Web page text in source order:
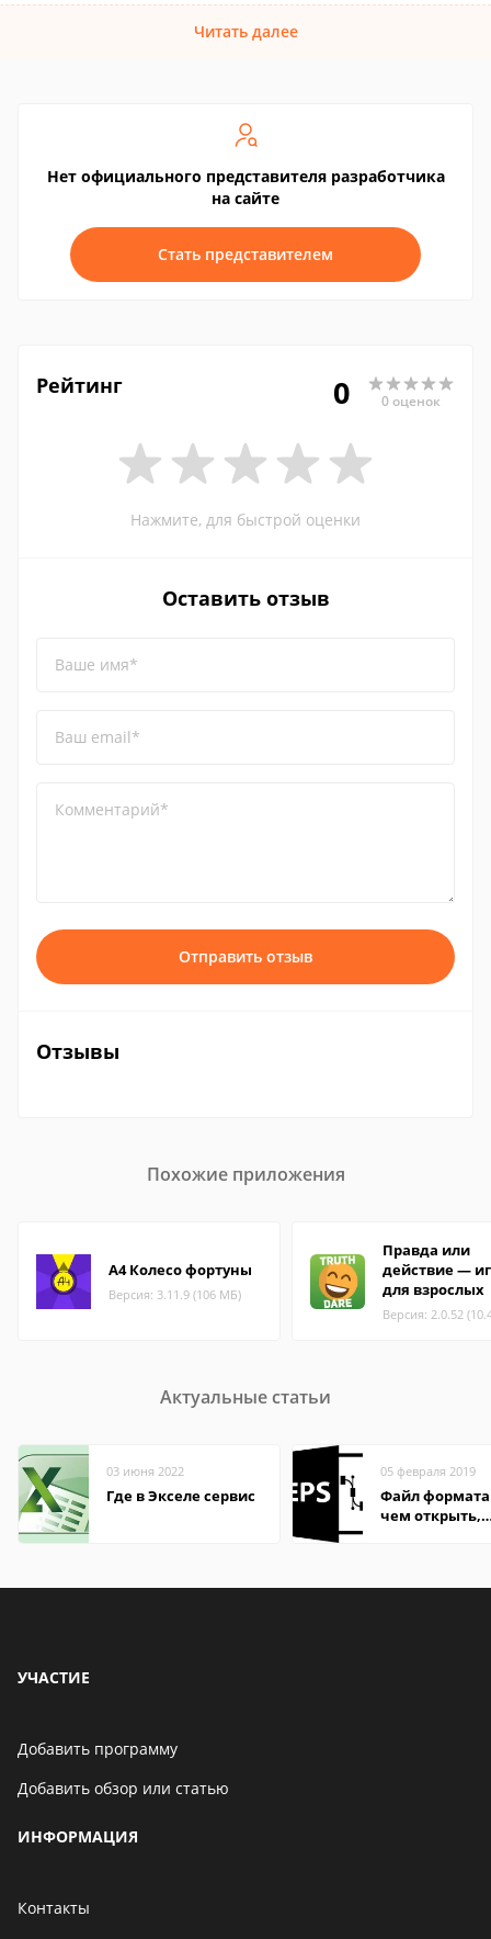
Читать далее
Нет официального представителя разработчика
на сайте
Стать представителем
Рейтинг 0 0 оценок
Нажмите, для быстрой оценки
Оставить отзыв
Ваше имя*
Ваш email*
Комментарий*
Отправить отзыв
Отзывы
Похожие приложения
А4 Колесо фортуны
Версия: 3.11.9 (106 МБ)
Правда или
действие —
для взрослых
Версия: 2.0.52
Актуальные статьи
03 июня 2022
Где в Экселе сервис
05 февраля 2019
Файл формата
чем открыть,
УЧАСТИЕ
Добавить программу
Добавить обзор или статью
ИНФОРМАЦИЯ
Контакты